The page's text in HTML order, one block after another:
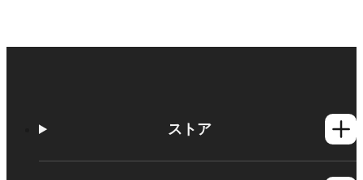
ストア